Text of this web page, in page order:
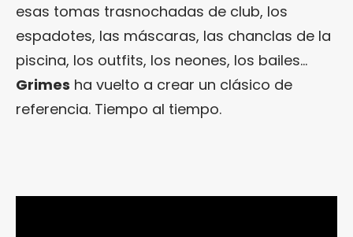
esas tomas trasnochadas de club, los
espadotes, las máscaras, las chanclas de la
piscina, los outfits, los neones, los bailes…
Grimes ha vuelto a crear un clásico de
referencia. Tiempo al tiempo.